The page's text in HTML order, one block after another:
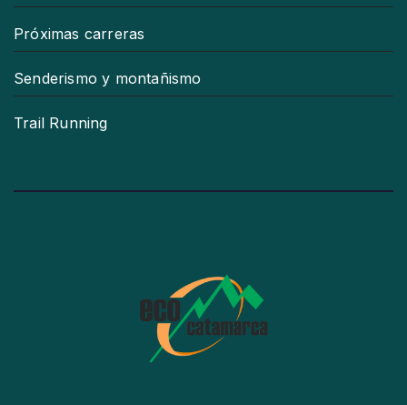
Próximas carreras
Senderismo y montañismo
Trail Running